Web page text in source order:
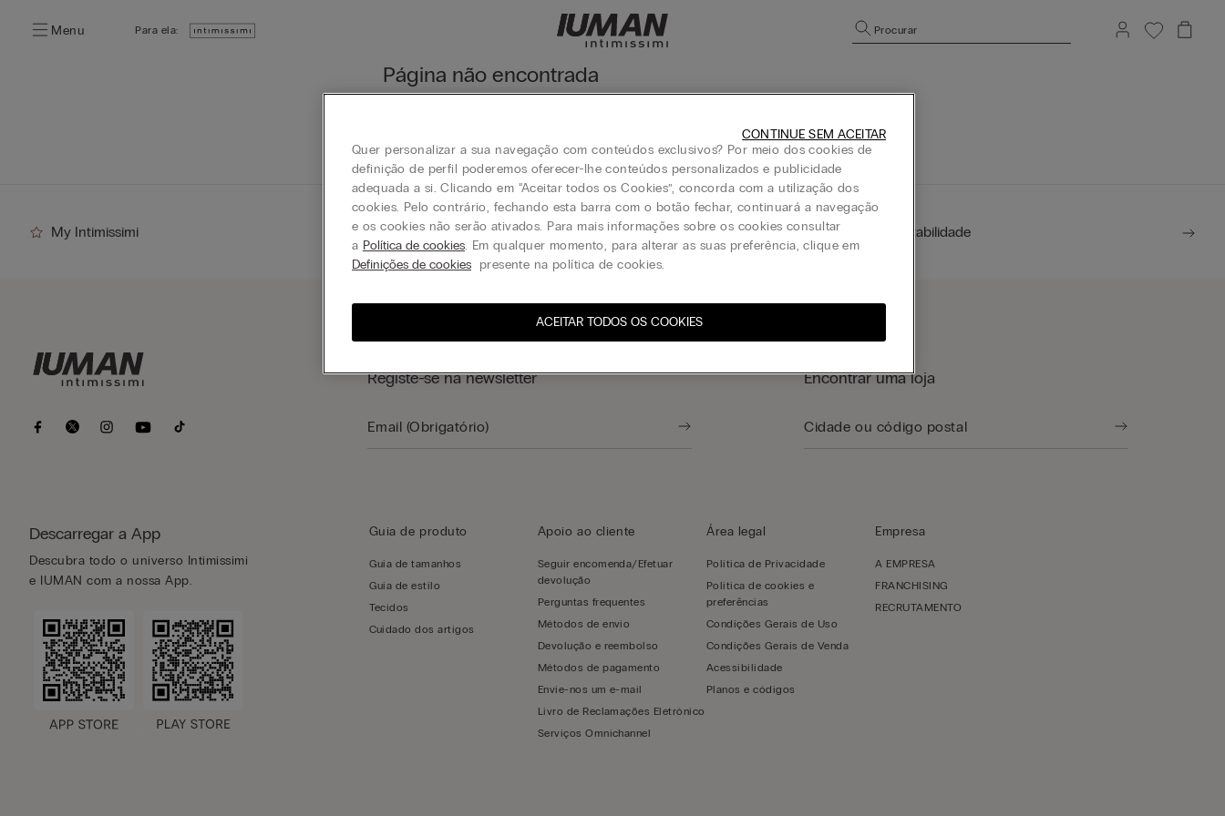
Menu Para ela: Procurar
Página não encontrada
Página inicial
My Intimissimi Gift card Sustentabilidade
Descarregar a App
Descubra todo o universo Intimissimi
e IUMAN com a nossa App.
Registe-se na newsletter Encontrar uma loja
Guia de produto
Guia de tamanhos
Guia de estilo
Tecidos
Cuidado dos artigos
Apoio ao cliente
Seguir encomenda/Efetuar
devolução
Perguntas frequentes
Métodos de envio
Devolução e reembolso
Métodos de pagamento
Envie-nos um e-mail
Livro de Reclamações Eletrónico
Serviços Omnichannel
Área legal
Política de Privacidade
Política de cookies e
preferências
Condições Gerais de Uso
Condições Gerais de Venda
Acessibilidade
Planos e códigos
Empresa
A EMPRESA
FRANCHISING
RECRUTAMENTO
Quer personalizar a sua navegação com conteúdos exclusivos? Por meio dos cookies de
definição de perfil poderemos oferecer-lhe conteúdos personalizados e publicidade
adequada a si. Clicando em “Aceitar todos os Cookies”, concorda com a utilização dos
cookies. Pelo contrário, fechando esta barra com o botão fechar, continuará a navegação
e os cookies não serão ativados. Para mais informações sobre os cookies consultar
a Política de cookies. Em qualquer momento, para alterar as suas preferência, clique em
Definições de cookies presente na política de cookies.
ACEITAR TODOS OS COOKIES
CONTINUE SEM ACEITAR